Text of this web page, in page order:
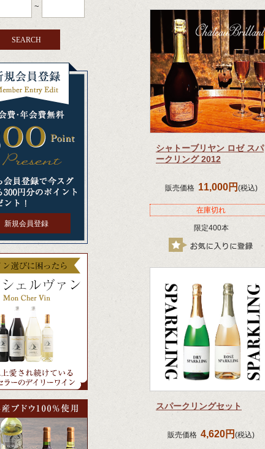
~
新規会員登録
シャトーブリヤン ロゼ スパ
ークリング 2012
販売価格 11,000円 (税込)
在庫切れ
限定400本
スパークリングセット
販売価格 4,620円 (税込)